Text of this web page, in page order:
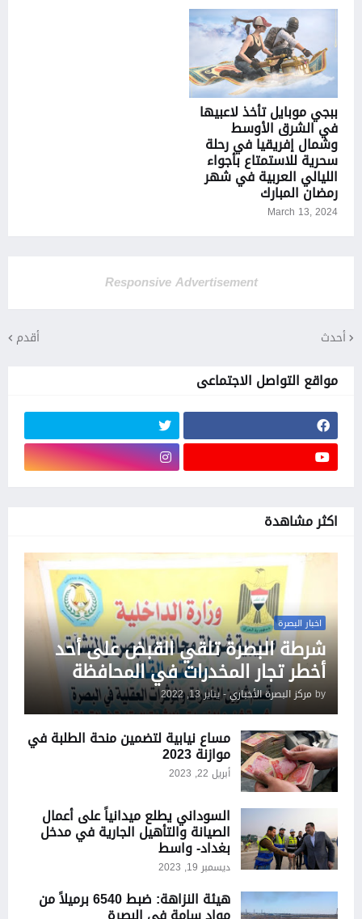
ببجي موبايل تأخذ لاعبيها
في الشرق الأوسط
وشمال إفريقيا في رحلة
سحرية للاستمتاع بأجواء
الليالي العربية في شهر
رمضان المبارك
March 13, 2024
Responsive Advertisement
أحدث أقدم
مواقع التواصل الاجتماعى
اكثر مشاهدة
اخبار البصرة
شرطة البصرة تلقي القبض على أحد
أخطر تجار المخدرات في المحافظة
by مركز البصرة الأخباري-يناير 13, 2022
مساع نيابية لتضمين منحة الطلبة في
موازنة 2023
أبريل 22, 2023
السوداني يطلع ميدانياً على أعمال
الصيانة والتأهيل الجارية في مدخل
بغداد- واسط
ديسمبر 19, 2023
هيئة النزاهة: ضبط 6540 برميلاً من